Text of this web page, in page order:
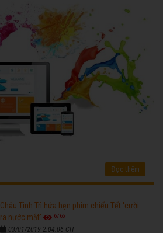
Đọc thêm
Châu Tinh Trì hứa hẹn phim chiếu Tết 'cười
ra nước mắt'
6765
03/01/2019 2:04:06 CH